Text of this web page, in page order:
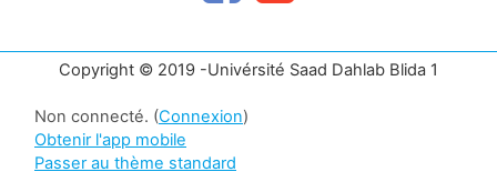
Copyright © 2019 -Univérsité Saad Dahlab Blida 1
Non connecté. (Connexion)
Obtenir l'app mobile
Passer au thème standard